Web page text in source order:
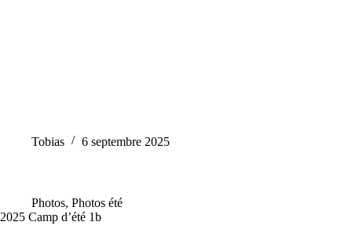
Tobias 6 septembre 2025
Photos, Photos été
2025 Camp d’été 1b